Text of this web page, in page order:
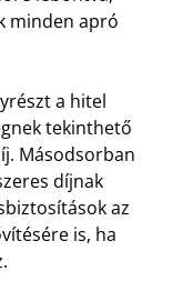
minden apró
a hitel
tekinthető
Másodsorban
díjnak
az
is, ha